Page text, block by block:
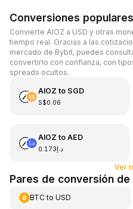
Conversiones
Convierte AIOZ a USD y otras
tiempo real. Gracias a las
mercado de Bybit, puedes
convertirlo con confianza, con
spreads ocultos.
AIOZ to SGD
S$0.06
AIOZ to AED
د.إ0.173
Ver
Pares de conversión de
BTCto USD